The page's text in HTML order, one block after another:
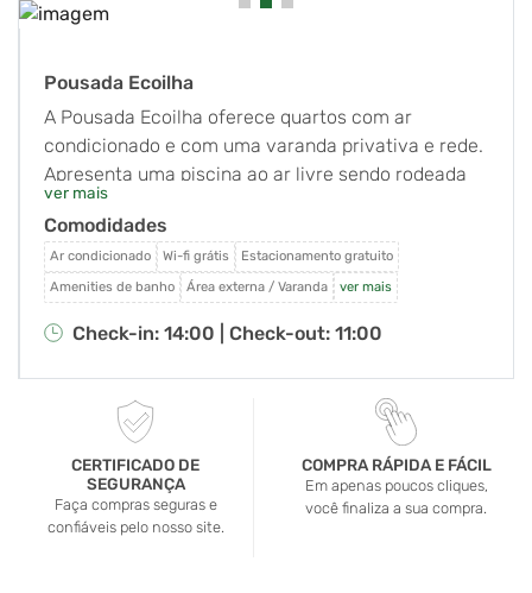
Pousada Ecoilha
A Pousada Ecoilha oferece quartos com ar
condicionado e com uma varanda privativa e rede.
Apresenta uma piscina ao ar livre sendo rodeada
por jardins. O Wi-Fi em todo o hotel e
estacionamento são gratuitos. A pousada está
localizada próximo ao Parque Estadual de Ilhabela,
em uma ruela tranquila com fácil acesso ao cais da
balsa, centro de Ilhabela, a praia do Perequê e
cachoeiras com piscinas naturais. Oferecendo
vistas para o jardim, todos os quartos da Pousada
Ecoilha são decorados com bom gosto. Eles estão
equipados com uma rede, cama box, frigobar e TV.
O café-da-manhã caseiro é servido em uma
varanda agradável. Restaurantes e bares estão a
uma curta distância, e excursões podem ser
ver mais
Comodidades
Ar condicionado Wi-fi grátis
Estacionamento gratuito
Amenities de banho
Área externa / Varanda ver mais
Check-in: 14:00 | Check-out: 11:00
CERTIFICADO DE
SEGURANÇA
Faça compras seguras e
confiáveis pelo nosso site.
COMPRA RÁPIDA E FÁCIL
Em apenas poucos cliques,
você finaliza a sua compra.